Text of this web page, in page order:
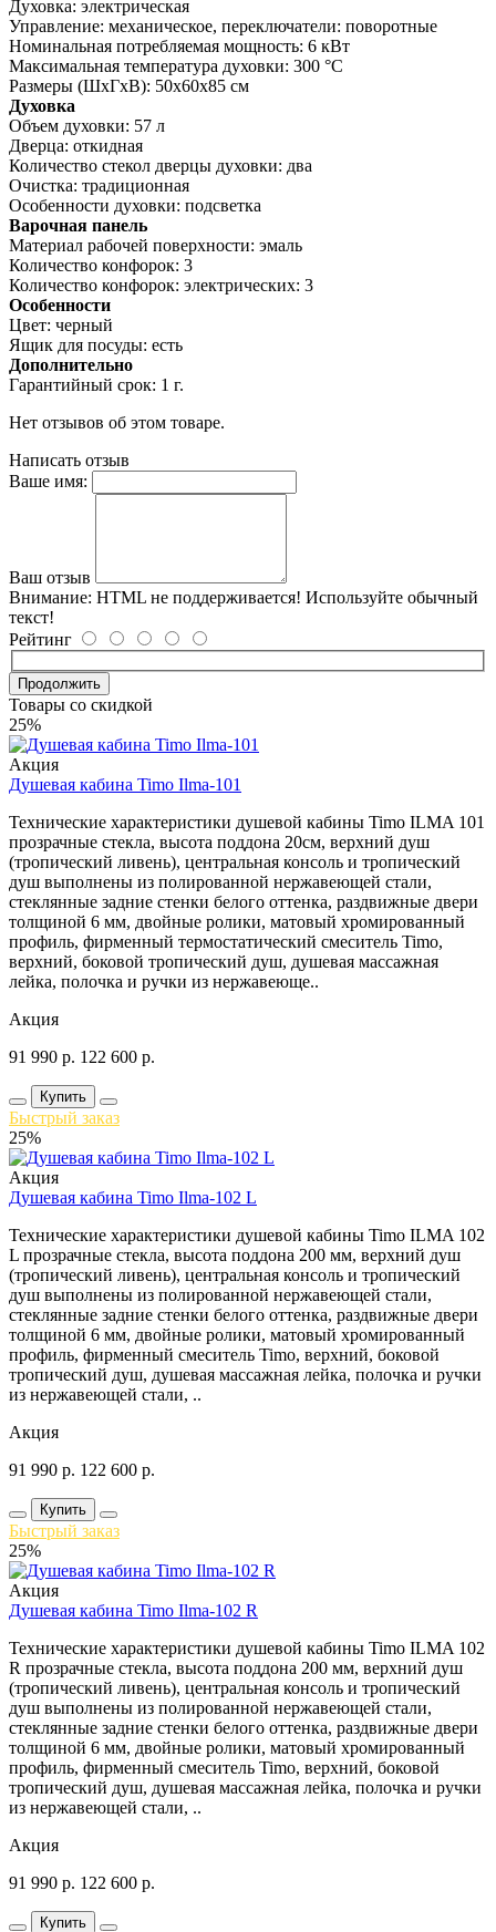
Духовка: электрическая
Управление: механическое, переключатели: поворотные
Номинальная потребляемая мощность: 6 кВт
Максимальная температура духовки: 300 °С
Размеры (ШхГхВ): 50x60x85 см
Духовка
Объем духовки: 57 л
Дверца: откидная
Количество стекол дверцы духовки: два
Очистка: традиционная
Особенности духовки: подсветка
Варочная панель
Материал рабочей поверхности: эмаль
Количество конфорок: 3
Количество конфорок: электрических: 3
Особенности
Цвет: черный
Ящик для посуды: есть
Дополнительно
Гарантийный срок: 1 г.
Нет отзывов об этом товаре.
Написать отзыв
Ваше имя:
Ваш отзыв
Внимание: HTML не поддерживается! Используйте обычный
текст!
Рейтинг
Продолжить
Товары со скидкой
25%
Акция
Душевая кабина Timo Ilma-101
Технические характеристики душевой кабины Timo ILMA 101
прозрачные стекла, высота поддона 20см, верхний душ
(тропический ливень), центральная консоль и тропический
душ выполнены из полированной нержавеющей стали,
стеклянные задние стенки белого оттенка, раздвижные двери
толщиной 6 мм, двойные ролики, матовый хромированный
профиль, фирменный термостатический смеситель Timo,
верхний, боковой тропический душ, душевая массажная
лейка, полочка и ручки из нержавеюще..
Акция
91 990 р. 122 600 р.
Купить
Быстрый заказ
25%
Акция
Душевая кабина Timo Ilma-102 L
Технические характеристики душевой кабины Timo ILMA 102
L прозрачные стекла, высота поддона 200 мм, верхний душ
(тропический ливень), центральная консоль и тропический
душ выполнены из полированной нержавеющей стали,
стеклянные задние стенки белого оттенка, раздвижные двери
толщиной 6 мм, двойные ролики, матовый хромированный
профиль, фирменный смеситель Timo, верхний, боковой
тропический душ, душевая массажная лейка, полочка и ручки
из нержавеющей стали, ..
Акция
91 990 р. 122 600 р.
Купить
Быстрый заказ
25%
Акция
Душевая кабина Timo Ilma-102 R
Технические характеристики душевой кабины Timo ILMA 102
R прозрачные стекла, высота поддона 200 мм, верхний душ
(тропический ливень), центральная консоль и тропический
душ выполнены из полированной нержавеющей стали,
стеклянные задние стенки белого оттенка, раздвижные двери
толщиной 6 мм, двойные ролики, матовый хромированный
профиль, фирменный смеситель Timo, верхний, боковой
тропический душ, душевая массажная лейка, полочка и ручки
из нержавеющей стали, ..
Акция
91 990 р. 122 600 р.
Купить